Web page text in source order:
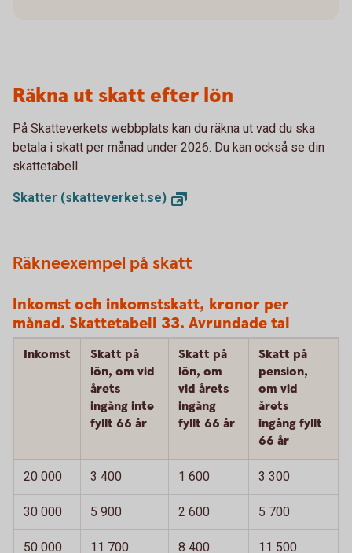
Räkna ut skatt efter lön
På Skatteverkets webbplats kan du räkna ut vad du ska
betala i skatt per månad under 2026. Du kan också se din
skattetabell.
Skatter (skatteverket.se)
Räkneexempel på skatt
Inkomst och inkomstskatt, kronor per
månad. Skattetabell 33. Avrundade tal
Inkomst
Skatt på
lön, om vid
årets
ingång inte
fyllt 66 år
Skatt på
lön, om
vid årets
ingång
fyllt 66 år
Skatt på
pension,
om vid
årets
ingång fyllt
66 år
20 000 3 400 1 600 3 300
30 000 5 900 2 600 5 700
50 000 11 700 8 400 11 500